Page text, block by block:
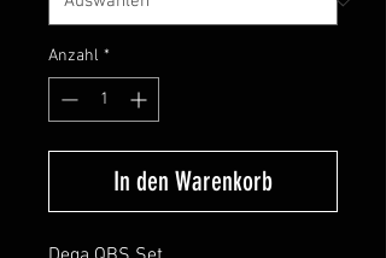
Anzahl *
In den Warenkorb